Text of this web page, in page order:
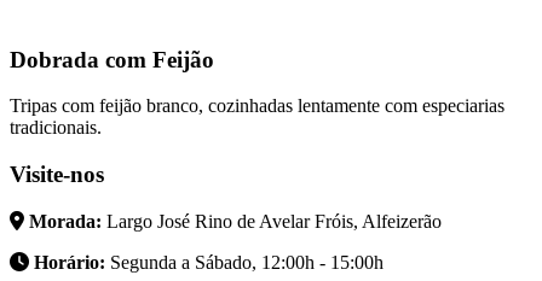
Dobrada com Feijão
Tripas com feijão branco, cozinhadas lentamente com especiarias
tradicionais.
Visite-nos
Morada: Largo José Rino de Avelar Fróis, Alfeizerão
Horário: Segunda a Sábado, 12:00h - 15:00h